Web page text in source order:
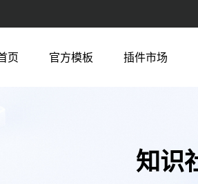
页 官方模板 插件市场
知识